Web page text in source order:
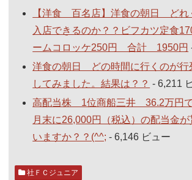
【洋食 百名店】洋食の朝日 どれ
入店できるのか？？ビフカツ定食
ームコロッケ250円 合計 1950円
洋食の朝日 どの時間に行くのが行
してみました。結果は？？ - 6,211
高配当株 1位商船三井 36.2万円
月末に26,000円（税込）の配当金
いますか？？(^^; - 6,146 ビュー
社ＦＣジュニア